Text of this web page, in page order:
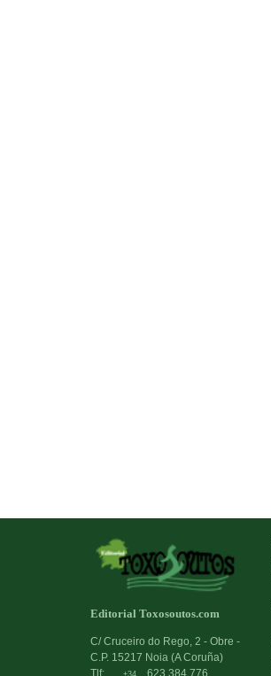
Editorial Toxosoutos.com
C/ Cruceiro do Rego, 2 - Obre -
C.P. 15217 Noia (A Coruña)